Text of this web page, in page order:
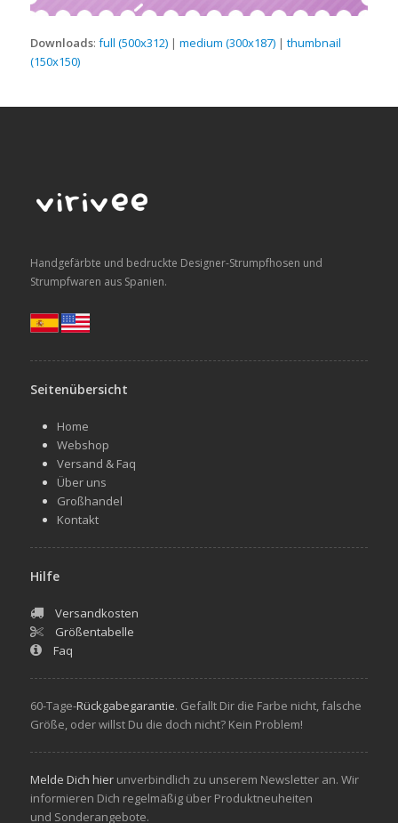
Downloads: full (500x312)| medium (300x187)| thumbnail
(150x150)
Handgefärbte und bedruckte Designer-Strumpfhosen und
Strumpfwaren aus Spanien.
Seitenübersicht
Home
Webshop
Versand & Faq
Über uns
Großhandel
Kontakt
Hilfe
Versandkosten
Größentabelle
Faq
60-Tage-Rückgabegarantie. Gefallt Dir die Farbe nicht, falsche
Größe, oder willst Du die doch nicht? Kein Problem!
Melde Dich hierunverbindlich zu unserem Newsletter an. Wir
informieren Dich regelmäßig über Produktneuheiten
und Sonderangebote.